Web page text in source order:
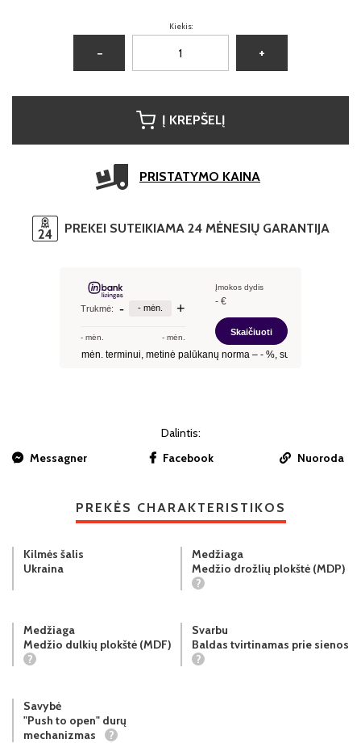
Kiekis:
− +
Į KREPŠELĮ
PRISTATYMO KAINA
PREKEI SUTEIKIAMA 24 MĖNESIŲ GARANTIJA
Dalintis:
Messagner
Facebook Nuoroda
PREKĖS CHARAKTERISTIKOS
Kilmės šalis
Ukraina
Medžiaga
Medžio drožlių plokštė (MDP)
?
Medžiaga
Medžio dulkių plokštė (MDF)
?
Svarbu
Baldas tvirtinamas prie sienos
?
Savybė
"Push to open" durų
mechanizmas
?